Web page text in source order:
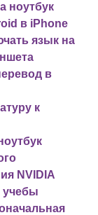
ноутбук
в iPhone
язык на
в
к
NVIDIA